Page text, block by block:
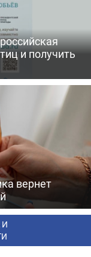
и получить
вернет